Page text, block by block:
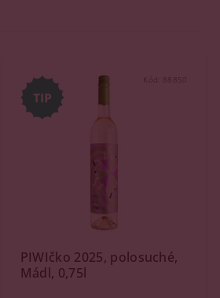
Kód: 88850
PIWIčko 2025, polosuché,
Mádl, 0,75l